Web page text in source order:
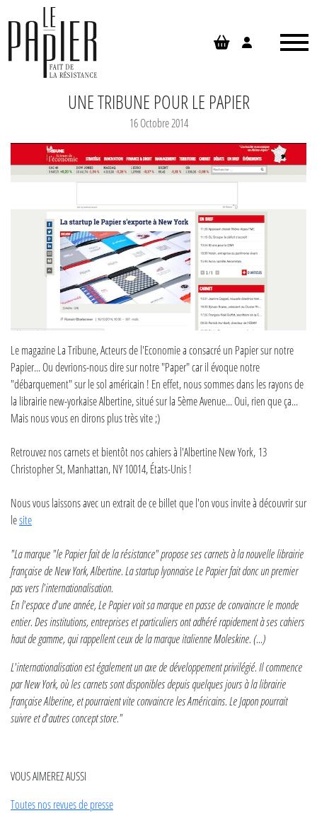
UNE TRIBUNE POUR LE PAPIER
16 Octobre 2014
Le magazine La Tribune, Acteurs de l'Economie a consacré un Papier sur notre
Papier... Ou devrions-nous dire sur notre "Paper" car il évoque notre
"débarquement" sur le sol américain ! En effet, nous sommes dans les rayons de
la librairie new-yorkaise Albertine, situé sur la 5ème Avenue... Oui, rien que ça...
Mais nous vous en dirons plus très vite ;)
Retrouvez nos carnets et bientôt nos cahiers à l'Albertine New York, 13
Christopher St, Manhattan, NY 10014, États-Unis !
Nous vous laissons avec un extrait de ce billet que l'on vous invite à découvrir sur
lesite
"La marque "le Papier fait de la résistance" propose ses carnets à la nouvelle librairie
française de New York, Albertine. La startup lyonnaise Le Papier fait donc un premier
pas vers l'internationalisation.
En l'espace d'une année, Le Papier voit sa marque en passe de convaincre le monde
entier. Des institutions, entreprises et particuliers ont adhéré rapidement à ses cahiers
haut de gamme, qui rappellent ceux de la marque italienne Moleskine. (...)
L'internationalisation est également un axe de développement privilégié. Il commence
par New York, où les carnets sont disponibles depuis quelques jours à la librairie
française Alberine, et pourraient vite convaincre les Américains. Le Japon pourrait
suivre et d'autres concept store."
VOUS AIMEREZ AUSSI
Toutes nos revues de presse
Panneau de gestion des cookies